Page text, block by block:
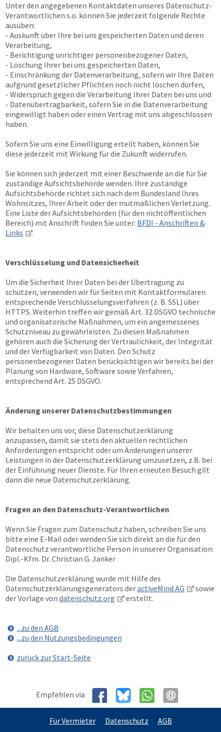
Unter den angegebenen Kontaktdaten unseres Datenschutz-
Verantwortlichen s.o. können Sie jederzeit folgende Rechte
ausüben:
- Auskunft über Ihre bei uns gespeicherten Daten und deren
Verarbeitung,
- Berichtigung unrichtiger personenbezogener Daten,
- Löschung Ihrer bei uns gespeicherten Daten,
- Einschränkung der Datenverarbeitung, sofern wir Ihre Daten
aufgrund gesetzlicher Pflichten noch nicht löschen dürfen,
- Widerspruch gegen die Verarbeitung Ihrer Daten bei uns und
- Datenübertragbarkeit, sofern Sie in die Datenverarbeitung
eingewilligt haben oder einen Vertrag mit uns abgeschlossen
haben.
Sofern Sie uns eine Einwilligung erteilt haben, können Sie
diese jederzeit mit Wirkung für die Zukunft widerrufen.
Sie können sich jederzeit mit einer Beschwerde an die für Sie
zuständige Aufsichtsbehörde wenden. Ihre zuständige
Aufsichtsbehörde richtet sich nach dem Bundesland Ihres
Wohnsitzes, Ihrer Arbeit oder der mutmaßlichen Verletzung.
Eine Liste der Aufsichtsbehörden (für den nichtöffentlichen
Bereich) mit Anschrift finden Sie unter: BFDI - Anschriften &
Links
.
Verschlüsselung und Datensicherheit
Um die Sicherheit Ihrer Daten bei der Übertragung zu
schützen, verwenden wir für Seiten mit Kontaktformularen
entsprechende Verschlüsselungsverfahren (z. B. SSL) über
HTTPS. Weiterhin treffen wir gemäß Art. 32 DSGVO technische
und organisatorische Maßnahmen, um ein angemessenes
Schutzniveau zu gewährleisten. Zu diesen Maßnahmen
gehören auch die Sicherung der Vertraulichkeit, der Integrität
und der Verfügbarkeit von Daten. Den Schutz
personenbezogener Daten berücksichtigen wir bereits bei der
Planung von Hardware, Software sowie Verfahren,
entsprechend Art. 25 DSGVO.
Änderung unserer Datenschutzbestimmungen
Wir behalten uns vor, diese Datenschutzerklärung
anzupassen, damit sie stets den aktuellen rechtlichen
Anforderungen entspricht oder um Änderungen unserer
Leistungen in der Datenschutzerklärung umzusetzen, z.B. bei
der Einführung neuer Dienste. Für Ihren erneuten Besuch gilt
dann die neue Datenschutzerklärung.
Fragen an den Datenschutz-Verantwortlichen
Wenn Sie Fragen zum Datenschutz haben, schreiben Sie uns
bitte eine E-Mail oder wenden Sie sich direkt an die für den
Datenschutz verantwortliche Person in unserer Organisation:
Dipl.-Kfm. Dr. Christian G. Janker
Die Datenschutzerklärung wurde mit Hilfe des
Datenschutzerklärungsgenerators deractiveMind AG
sowie
der Vorlage von datenschutz.org erstellt.
...zu den AGB
...zu den Nutzungsbedingungen
zurück zur Start-Seite
Empfehlen via
Für Vermieter Datenschutz
AGB